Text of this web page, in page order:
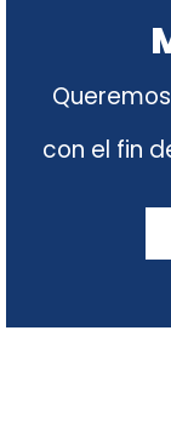
con el fin